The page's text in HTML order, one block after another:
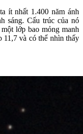
ít nhất 1.400 năm ánh
sáng. Cấu trúc của nó
lớp bao mỏng manh
11,7 và có thể nhìn thấy